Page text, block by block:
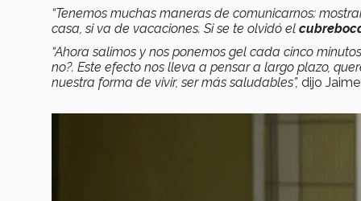
“Tenemos muchas maneras de comunicarnos:
casa, si va de vacaciones. Si se te olvidó el
“Ahora salimos y nos ponemos gel cada cinco
no?. Este efecto nos lleva a pensar a largo plazo,
nuestra forma de vivir, ser más saludables”, dijo